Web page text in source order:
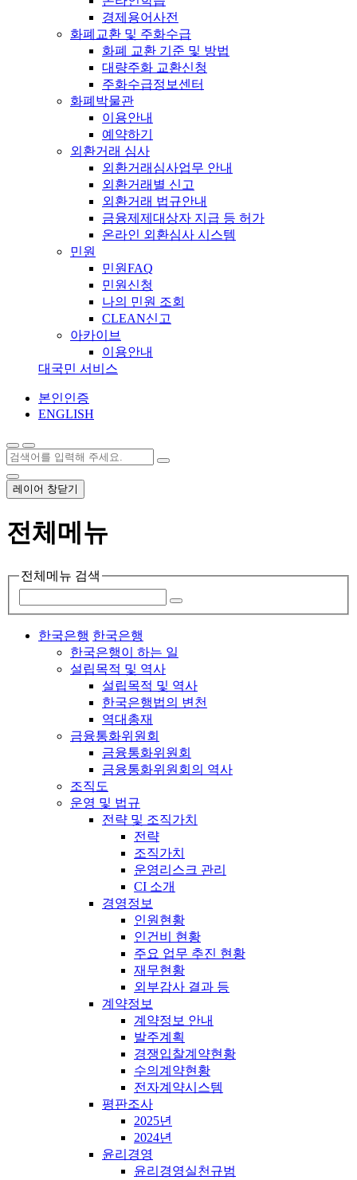
경제용어사전
화폐교환 및 주화수급
화폐 교환 기준 및 방법
대량주화 교환신청
주화수급정보센터
화폐박물관
이용안내
예약하기
외환거래 심사
외환거래심사업무 안내
외환거래별 신고
외환거래 법규안내
금융제제대상자 지급 등 허가
온라인 외환심사 시스템
민원
민원FAQ
민원신청
나의 민원 조회
CLEAN신고
아카이브
이용안내
대국민 서비스
본인인증
ENGLISH
레이어 창닫기
전체메뉴
전체메뉴 검색
한국은행 한국은행
한국은행이 하는 일
설립목적 및 역사
설립목적 및 역사
한국은행법의 변천
역대총재
금융통화위원회
금융통화위원회
금융통화위원회의 역사
조직도
운영 및 법규
전략 및 조직가치
전략
조직가치
운영리스크 관리
CI 소개
경영정보
인원현황
인건비 현황
주요 업무 추진 현황
재무현황
외부감사 결과 등
계약정보
계약정보 안내
발주계획
경쟁입찰계약현황
수의계약현황
전자계약시스템
평판조사
2025년
2024년
윤리경영
윤리경영실천규범